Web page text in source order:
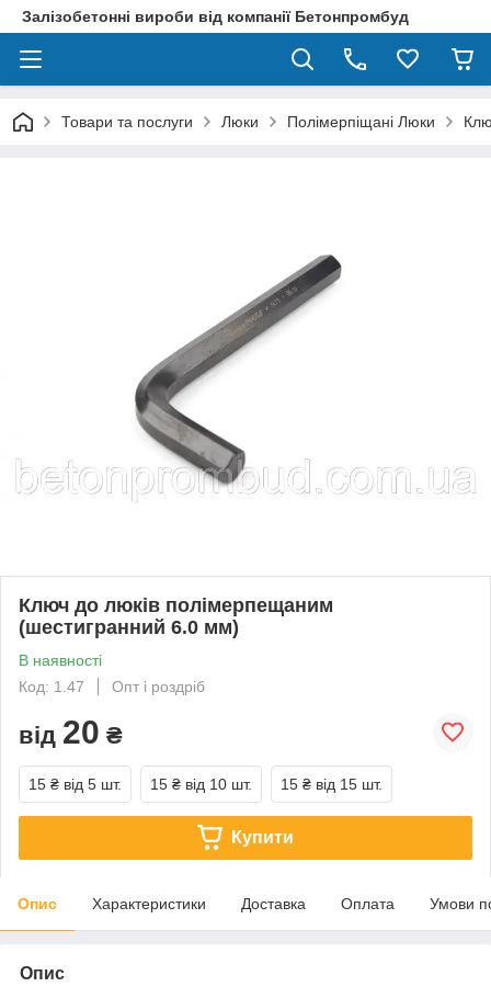
Залізобетонні вироби від компанії Бетонпромбуд
Товари та послуги Люки Полімерпіщані Люки
Ключ до люків полімерпещаним
(шестигранний 6.0 мм)
В наявності
Код: 1.47
Опт і роздріб
від 20 ₴
15 ₴ від 5 шт. 15 ₴ від 10 шт. 15 ₴ від 15 шт.
Купити
Опис Характеристики Доставка Оплата Умови
Опис